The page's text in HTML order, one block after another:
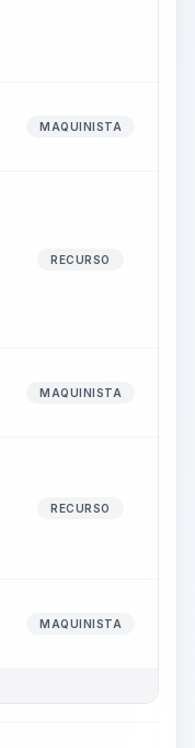
MAQUINISTA
RECURSO
MAQUINISTA
RECURSO
MAQUINISTA